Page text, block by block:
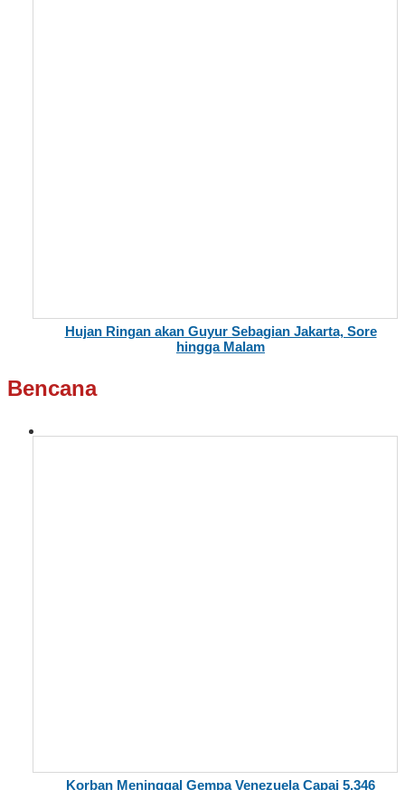
Hujan Ringan akan Guyur Sebagian Jakarta, Sore
hingga Malam
Bencana
Korban Meninggal Gempa Venezuela Capai 5.346